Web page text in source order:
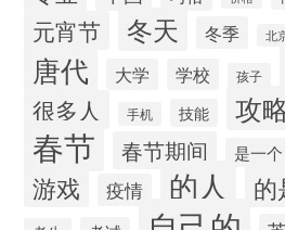
元宵节 冬天 冬季 北
唐代 大学 学校 孩子
很多人 手机 技能 攻
春节 春节期间 是一个
游戏 疫情 的人 的